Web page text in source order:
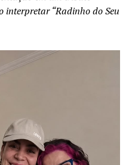
interpretar “Radinho do Seu